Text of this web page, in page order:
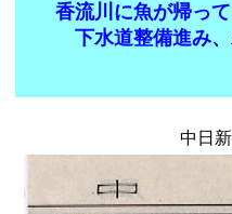
香流川に魚が帰って
下水道整備進み、
中日新聞 ２００